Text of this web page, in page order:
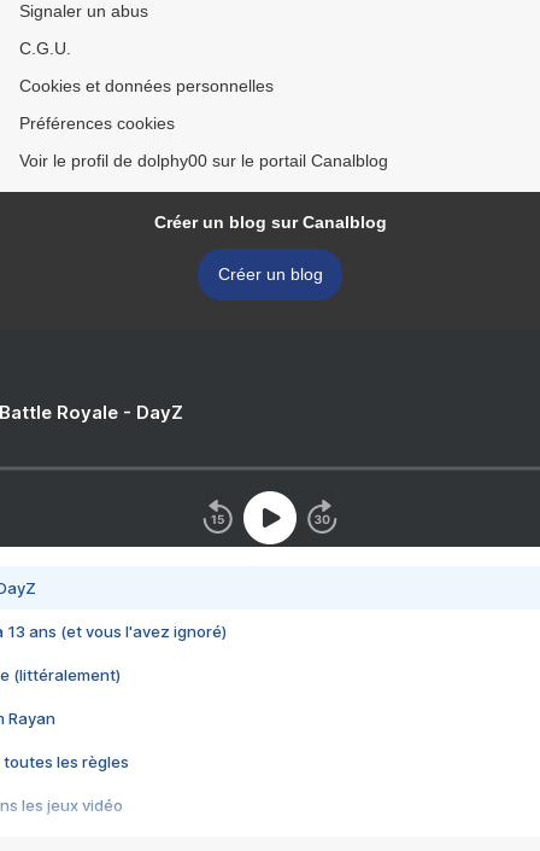
Signaler un abus
C.G.U.
Cookies et données personnelles
Préférences cookies
Voir le profil de dolphy00 sur le portail Canalblog
Créer un blog sur Canalblog
Créer un blog
Royale - DayZ
13 ans (et vous l'avez ignoré)
(littéralement)
Rayan
toutes les règles
les jeux vidéo